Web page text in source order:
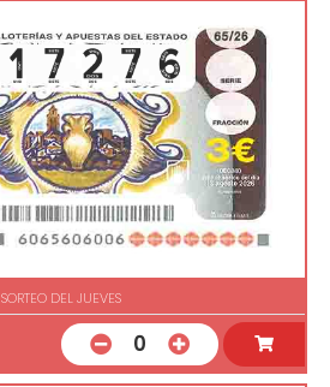
SORTEO DEL JUEVES
0